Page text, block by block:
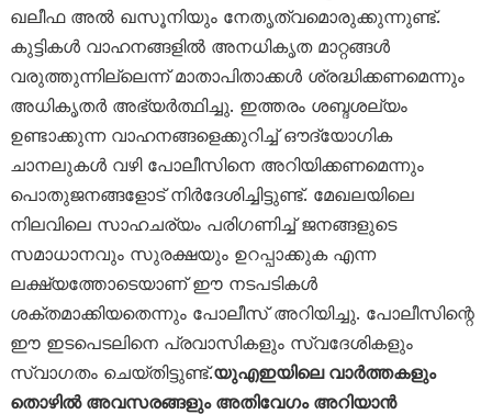
ഖലീഫ അൽ ഖസൂനിയും നേതൃത്വമൊരുക്കുന്നുണ്ട്.
കുട്ടികൾ വാഹനങ്ങളിൽ അനധികൃത മാറ്റങ്ങൾ
വരുത്തുന്നില്ലെന്ന് മാതാപിതാക്കൾ ശ്രദ്ധിക്കണമെന്നും
അധികൃതർ അഭ്യർത്ഥിച്ചു. ഇത്തരം ശബ്ദശല്യം
ഉണ്ടാക്കുന്ന വാഹനങ്ങളെക്കുറിച്ച് ഔദ്യോഗിക
ചാനലുകൾ വഴി പോലീസിനെ അറിയിക്കണമെന്നും
പൊതുജനങ്ങളോട് നിർദേശിച്ചിട്ടുണ്ട്. മേഖലയിലെ
നിലവിലെ സാഹചര്യം പരിഗണിച്ച് ജനങ്ങളുടെ
സമാധാനവും സുരക്ഷയും ഉറപ്പാക്കുക എന്ന
ലക്ഷ്യത്തോടെയാണ് ഈ നടപടികൾ
ശക്തമാക്കിയതെന്നും പോലീസ് അറിയിച്ചു. പോലീസിന്റെ
ഈ ഇടപെടലിനെ പ്രവാസികളും സ്വദേശികളും
സ്വാഗതം ചെയ്തിട്ടുണ്ട്.യുഎഇയിലെ വാർത്തകളും
തൊഴിൽ അവസരങ്ങളും അതിവേഗം അറിയാൻ